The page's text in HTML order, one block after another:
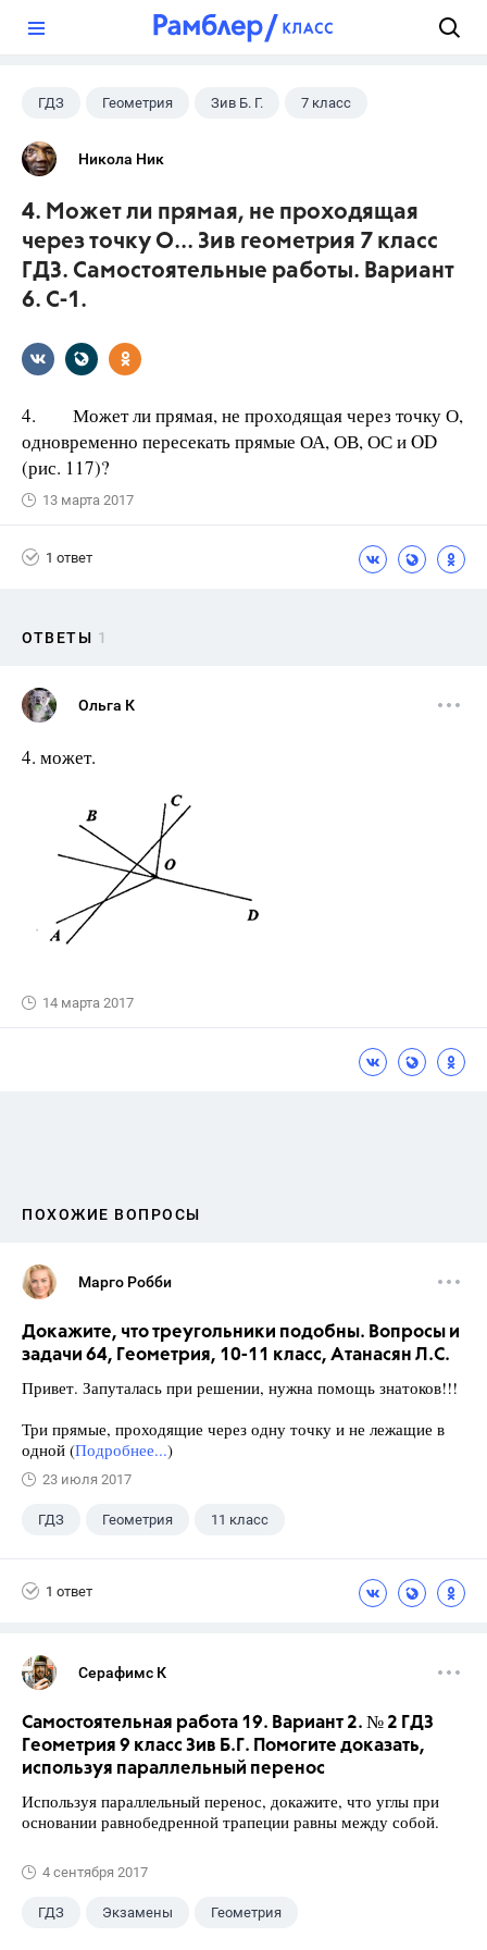
ГДЗ Геометрия Зив Б. Г. 7 класс
Никола Ник
4. Может ли прямая, не проходящая
через точку О... Зив геометрия 7 класс
ГДЗ. Самостоятельные работы. Вариант
6. С-1.
4. Может ли прямая, не проходящая через точку О,
одновременно пересекать прямые ОА, ОВ, ОС и OD
(рис. 117)?
13 марта 2017
1 ответ
ОТВЕТЫ 1
Ольга К
4. может.
14 марта 2017
ПОХОЖИЕ ВОПРОСЫ
Марго Робби
Докажите, что треугольники подобны. Вопросы и
задачи 64, Геометрия, 10-11 класс, Атанасян Л.С.
Привет. Запуталась при решении, нужна помощь знатоков!!!
Три прямые, проходящие через одну точку и не лежащие в
одной (Подробнее...)
23 июля 2017
ГДЗ Геометрия 11 класс
1 ответ
Серафимс К
Самостоятельная работа 19. Вариант 2. № 2 ГДЗ
Геометрия 9 класс Зив Б.Г. Помогите доказать,
используя параллельный перенос
Используя параллельный перенос, докажите, что углы при
основании равнобедренной трапеции равны между собой.
4 сентября 2017
ГДЗ Экзамены Геометрия